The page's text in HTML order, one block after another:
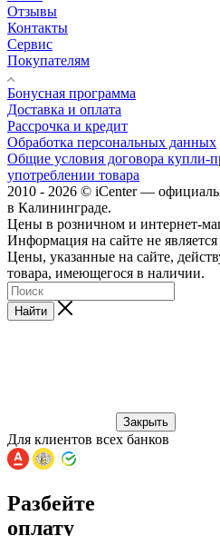
Отзывы
Контакты
Сервис
Покупателям
Бонусная программа
Доставка и оплата
Рассрочка и кредит
Обработка персональных данных
Общие условия договора купли-
употреблении товара
2010 - 2026 © iCenter —
в Калининграде.
Цены в розничном и интернет-
Информация на сайте не
Цены, указанные на сайте,
товара, имеющегося в наличии.
Найти
Закрыть
Для клиентов всех банков
Разбейте
оплату